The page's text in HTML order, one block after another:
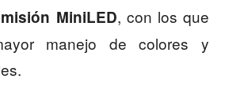
MiniLED, con los que
manejo de colores y